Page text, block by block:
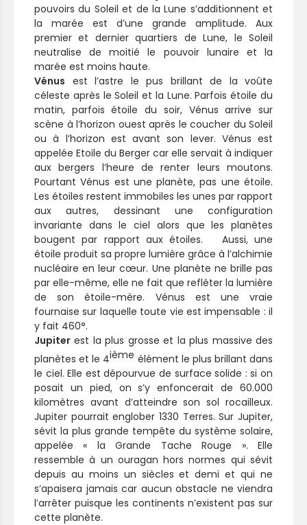
pouvoirs du Soleil et de la Lune s’additionnent et
la marée est d’une grande amplitude. Aux
premier et dernier quartiers de Lune, le Soleil
neutralise de moitié le pouvoir lunaire et la
marée est moins haute.
Vénus est l’astre le pus brillant de la voûte
céleste après le Soleil et la Lune. Parfois étoile du
matin, parfois étoile du soir, Vénus arrive sur
scène à l’horizon ouest après le coucher du Soleil
ou à l’horizon est avant son lever. Vénus est
appelée Etoile du Berger car elle servait à indiquer
aux bergers l’heure de renter leurs moutons.
Pourtant Vénus est une planète, pas une étoile.
Les étoiles restent immobiles les unes par rapport
aux autres, dessinant une configuration
invariante dans le ciel alors que les planètes
bougent par rapport aux étoiles. Aussi, une
étoile produit sa propre lumière grâce à l’alchimie
nucléaire en leur cœur. Une planète ne brille pas
par elle-même, elle ne fait que refléter la lumière
de son étoile-mère. Vénus est une vraie
fournaise sur laquelle toute vie est impensable : il
y fait 460°.
Jupiter est la plus grosse et la plus massive des
planètes et le 4ième élément le plus brillant dans
le ciel. Elle est dépourvue de surface solide : si on
posait un pied, on s’y enfoncerait de 60.000
kilomètres avant d’atteindre son sol rocailleux.
Jupiter pourrait englober 1330 Terres. Sur Jupiter,
sévit la plus grande tempête du système solaire,
appelée « la Grande Tache Rouge ». Elle
ressemble à un ouragan hors normes qui sévit
depuis au moins un siècles et demi et qui ne
s’apaisera jamais car aucun obstacle ne viendra
l’arrêter puisque les continents n’existent pas sur
cette planète.